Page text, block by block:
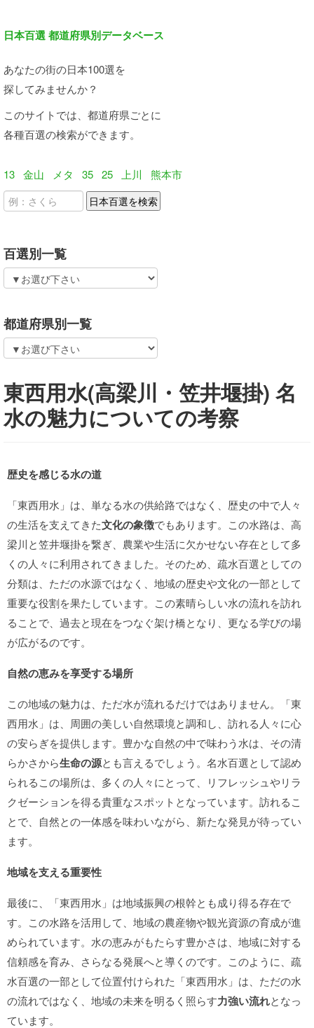
日本百選 都道府県別データベース
あなたの街の日本100選を
探してみませんか？
このサイトでは、都道府県ごとに
各種百選の検索ができます。
13 金山 メタ 35 25 上川 熊本市
百選別一覧
都道府県別一覧
東西用水(高梁川・笠井堰掛) 名
水の魅力についての考察
歴史を感じる水の道
「東西用水」は、単なる水の供給路ではなく、歴史の中で人々
の生活を支えてきた文化の象徴でもあります。この水路は、高
梁川と笠井堰掛を繋ぎ、農業や生活に欠かせない存在として多
くの人々に利用されてきました。そのため、疏水百選としての
分類は、ただの水源ではなく、地域の歴史や文化の一部として
重要な役割を果たしています。この素晴らしい水の流れを訪れ
ることで、過去と現在をつなぐ架け橋となり、更なる学びの場
が広がるのです。
自然の恵みを享受する場所
この地域の魅力は、ただ水が流れるだけではありません。「東
西用水」は、周囲の美しい自然環境と調和し、訪れる人々に心
の安らぎを提供します。豊かな自然の中で味わう水は、その清
らかさから生命の源とも言えるでしょう。名水百選として認め
られるこの場所は、多くの人々にとって、リフレッシュやリラ
クゼーションを得る貴重なスポットとなっています。訪れるこ
とで、自然との一体感を味わいながら、新たな発見が待ってい
ます。
地域を支える重要性
最後に、「東西用水」は地域振興の根幹とも成り得る存在で
す。この水路を活用して、地域の農産物や観光資源の育成が進
められています。水の恵みがもたらす豊かさは、地域に対する
信頼感を育み、さらなる発展へと導くのです。このように、疏
水百選の一部として位置付けられた「東西用水」は、ただの水
の流れではなく、地域の未来を明るく照らす力強い流れとなっ
ています。